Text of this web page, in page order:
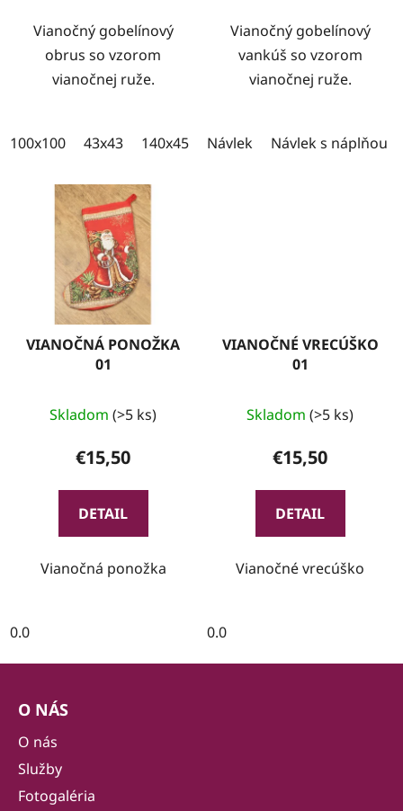
Vianočný gobelínový
obrus so vzorom
vianočnej ruže.
100x100 43x43 140x45 100x35
Vianočný gobelínový
vankúš so vzorom
vianočnej ruže.
Návlek Návlek s náplňou
VIANOČNÁ PONOŽKA
01
Skladom (>5 ks)
€15,50
DETAIL
Vianočná ponožka
0.0
VIANOČNÉ VRECÚŠKO
01
Skladom (>5 ks)
€15,50
DETAIL
Vianočné vrecúško
0.0
Z
O NÁS
O nás
Služby
Fotogaléria